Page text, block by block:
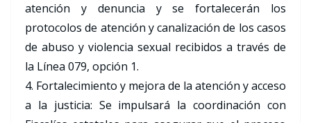
atención y denuncia y se fortalecerán los
protocolos de atención y canalización de los casos
de abuso y violencia sexual recibidos a través de
la Línea 079, opción 1.
4. Fortalecimiento y mejora de la atención y acceso
a la justicia: Se impulsará la coordinación con